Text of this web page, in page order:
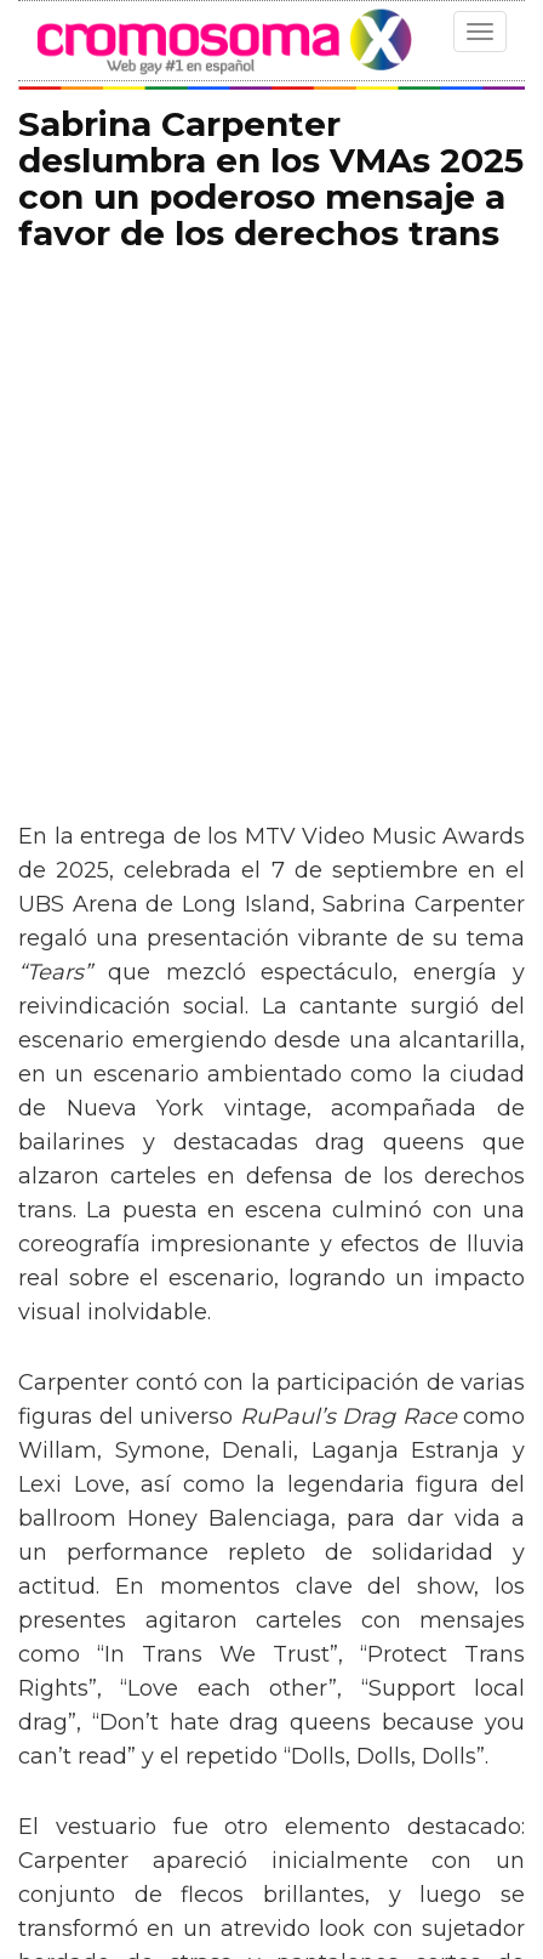
Toggle
Sabrina Carpenter
deslumbra en los VMAs 2025
con un poderoso mensaje a
favor de los derechos trans
En la entrega de los MTV Video Music Awards
de 2025, celebrada el 7 de septiembre en el
UBS Arena de Long Island, Sabrina Carpenter
regaló una presentación vibrante de su tema
“Tears”que mezcló espectáculo, energía y
reivindicación social. La cantante surgió del
escenario emergiendo desde una alcantarilla,
en un escenario ambientado como la ciudad
de Nueva York vintage, acompañada de
bailarines y destacadas drag queens que
alzaron carteles en defensa de los derechos
trans. La puesta en escena culminó con una
coreografía impresionante y efectos de lluvia
real sobre el escenario, logrando un impacto
visual inolvidable.
Carpenter contó con la participación de varias
figuras del universo RuPaul’s Drag Racecomo
Willam, Symone, Denali, Laganja Estranja y
Lexi Love, así como la legendaria figura del
ballroom Honey Balenciaga, para dar vida a
un performance repleto de solidaridad y
actitud. En momentos clave del show, los
presentes agitaron carteles con mensajes
como “In Trans We Trust”, “Protect Trans
Rights”, “Love each other”, “Support local
drag”, “Don’t hate drag queens because you
can’t read” y el repetido “Dolls, Dolls, Dolls”.
El vestuario fue otro elemento destacado:
Carpenter apareció inicialmente con un
conjunto de flecos brillantes, y luego se
transformó en un atrevido look con sujetador